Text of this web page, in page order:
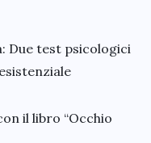
Due test psicologici
il libro “Occhio